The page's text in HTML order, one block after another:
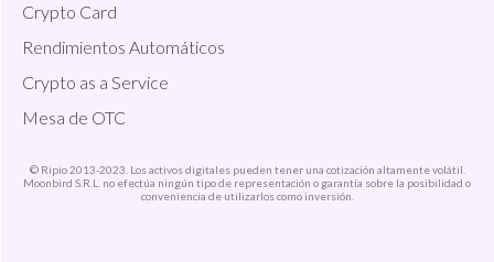
Crypto Card
Rendimientos Automáticos
Crypto as a Service
Mesa de OTC
© Ripio 2013-2023. Los activos digitales pueden tener una cotización altamente volátil.
Moonbird S.R.L. no efectúa ningún tipo de representación o garantía sobre la posibilidad o
conveniencia de utilizarlos como inversión.